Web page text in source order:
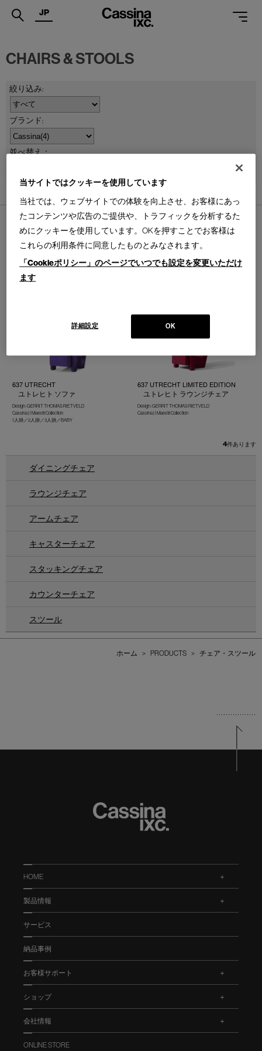
.
SERVICES
PROJECTS
MAGAZINE
SHOPS
CATALOGUES
PROFESSIONAL
ONLINE STORE お問合せ
JP
CHAIRS & STOOLS
並べ替え：
件あります
241 PRIVE
プリヴェ ソファ
402 WISKEY
637 UTRECHT
ユトレヒト ソファ
Design : GERRIT THOMAS RIETVELD
Cassina | I Maestri Collection
1人掛／2人掛／3人掛／BABY
637 UTRECHT LIMITED EDITION
ユトレヒト ラウンジチェア
Design : GERRIT THOMAS RIETVELD
Cassina | I Maestri Collection
4件あります
ダイニングチェア
ラウンジチェア
アームチェア
キャスターチェア
スタッキングチェア
カウンターチェア
スツール
ホーム > PRODUCTS > チェア・スツール
HOME
製品情報
サービス
納品事例
お客様サポート
ショップ
会社情報
ONLINE STORE
当サイトではクッキーを使用しています
当社では、ウェブサイトでの体験を向上させ、お客様にあっ
たコンテンツや広告のご提供や、トラフィックを分析するた
めにクッキーを使用しています。OKを押すことでお客様は
これらの利用条件に同意したものとみなされます。
「Cookieポリシー」のページでいつでも設定を変更いただけ
ます
OK
詳細設定